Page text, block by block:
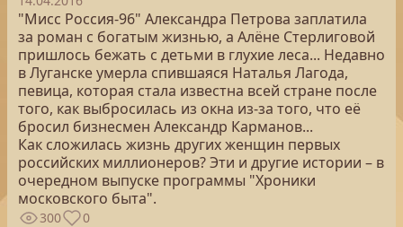
"Мисс Россия-96" Александра Петрова заплатила
за роман с богатым жизнью, а Алёне Стерлиговой
пришлось бежать с детьми в глухие леса... Недавно
в Луганске умерла спившаяся Наталья Лагода,
певица, которая стала известна всей стране после
того, как выбросилась из окна из-за того, что её
бросил бизнесмен Александр Карманов...
Как сложилась жизнь других женщин первых
российских миллионеров? Эти и другие истории – в
очередном выпуске программы "Хроники
московского быта".
300 0